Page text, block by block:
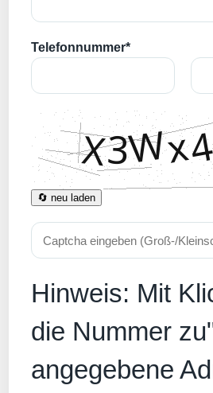
Telefonnummer*
🔄 neu laden
Hinweis: Mit
die Nummer
angegebene